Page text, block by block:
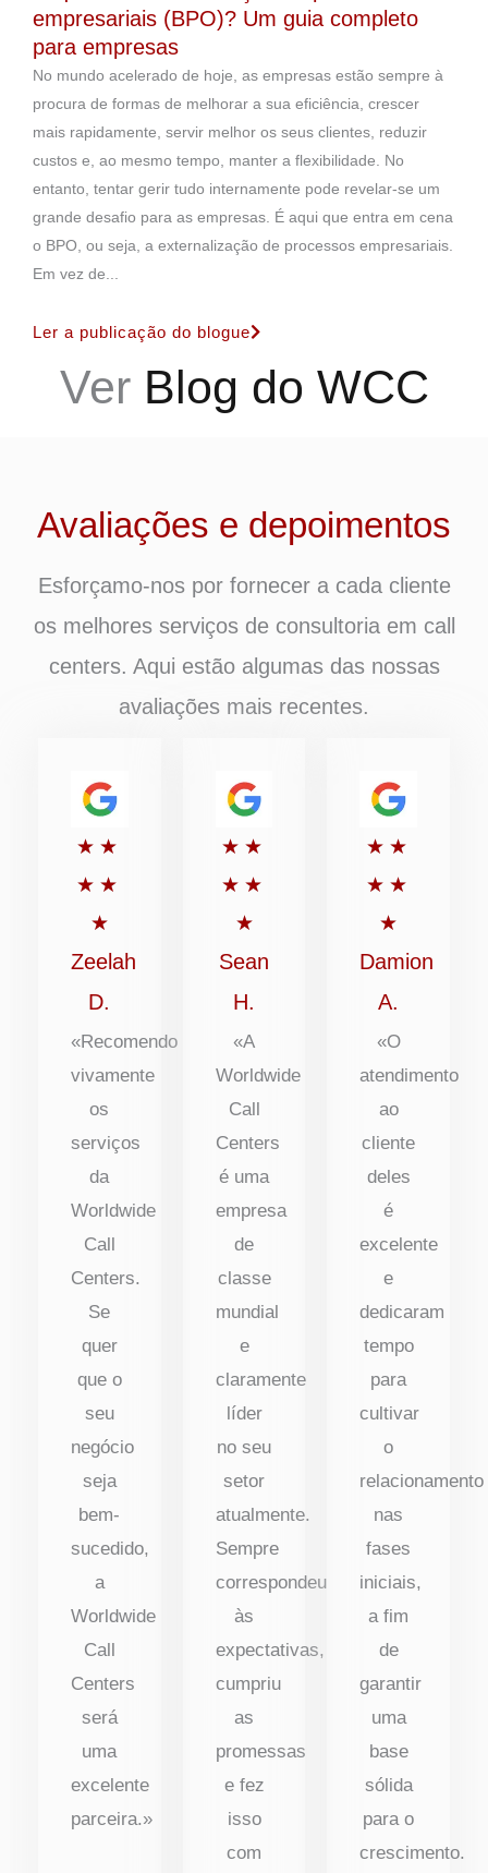
empresariais (BPO)? Um guia completo
para empresas
No mundo acelerado de hoje, as empresas estão sempre à
procura de formas de melhorar a sua eficiência, crescer
mais rapidamente, servir melhor os seus clientes, reduzir
custos e, ao mesmo tempo, manter a flexibilidade. No
entanto, tentar gerir tudo internamente pode revelar-se um
grande desafio para as empresas. É aqui que entra em cena
o BPO, ou seja, a externalização de processos empresariais.
Em vez de...
Ler a publicação do blogue
Ver Blog do WCC
Avaliações e depoimentos
Esforçamo-nos por fornecer a cada cliente
os melhores serviços de consultoria em call
centers. Aqui estão algumas das nossas
avaliações mais recentes.
★ ★
★ ★
★
Classificado
com
5
de
Zeelah
D.
«Recomendo
vivamente
os
serviços
da
Worldwide
Call
Centers.
Se
quer
que o
seu
negócio
seja
bem-
sucedido,
a
Worldwide
Call
Centers
será
uma
excelente
parceira.»
★ ★
★ ★
★
Classificado
com
5
de
Sean
H.
«A
Worldwide
Call
Centers
é uma
empresa
de
classe
mundial
e
claramente
líder
no seu
setor
atualmente.
Sempre
correspondeu
às
expectativas,
cumpriu
as
promessas
e fez
isso
com
★ ★
★ ★
★
com
de
Damion
A.
«O
atendimento
ao
cliente
deles
é
excelente
e
dedicaram
tempo
para
cultivar
o
relacionamento
nas
fases
iniciais,
a fim
de
garantir
uma
base
sólida
para o
crescimento.